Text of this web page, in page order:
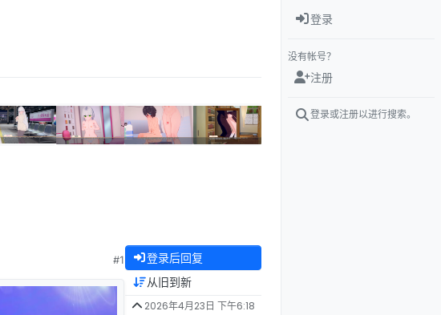
#1 登录后回复
从旧到新
2026年4月23日 下午6:18
登录
没有帐号？
注册
登录或注册以进行搜索。